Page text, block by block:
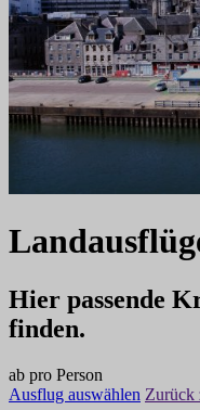
Hier passende
finden.
ab pro Person
Ausflug auswählen Zurück